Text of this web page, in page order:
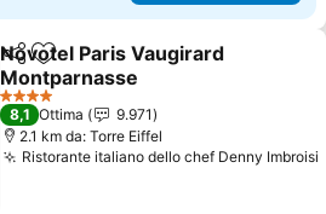
CondividiAggiungi ai preferiti
Novotel Paris Vaugirard
Montparnasse
4 Stelle
8,1 Ottima
9.971
2.1 km da: Torre Eiffel
Ristorante italiano dello chef Denny Imbroisi